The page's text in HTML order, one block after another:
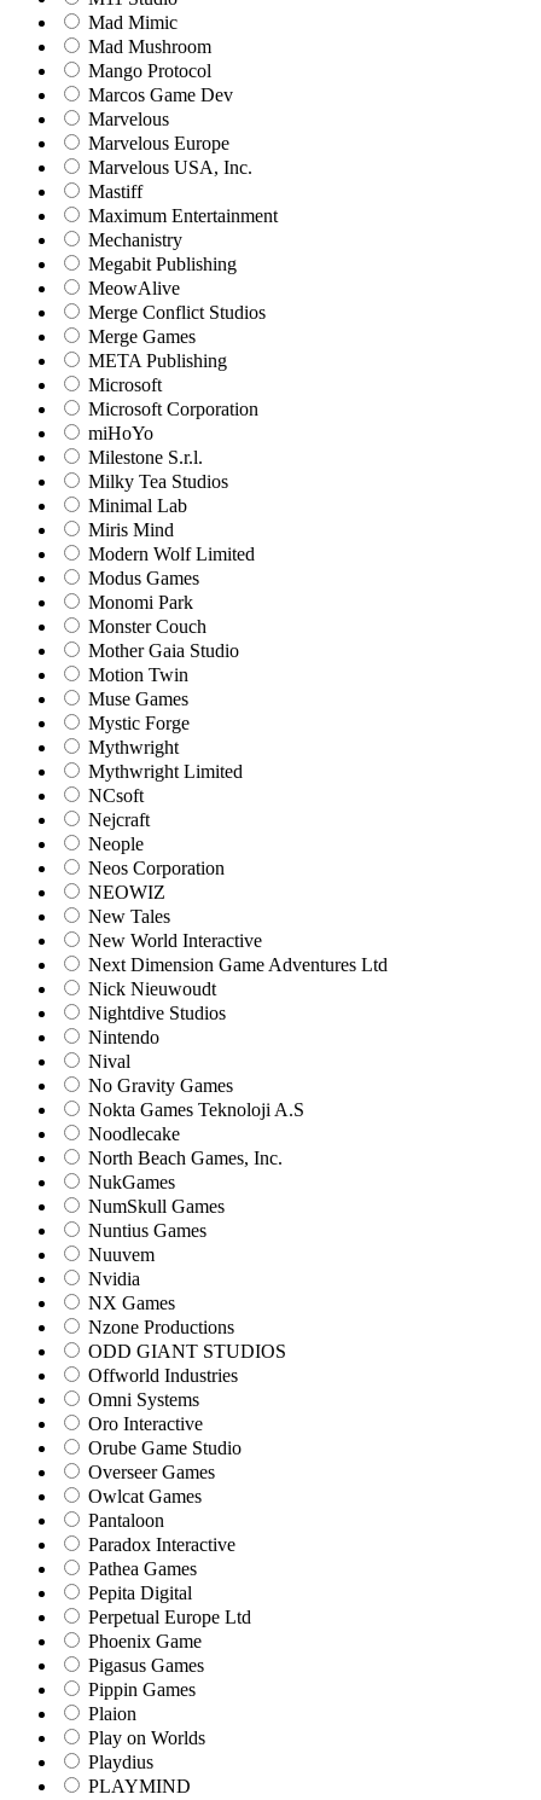
Mad Mimic
Mad Mushroom
Mango Protocol
Marcos Game Dev
Marvelous
Marvelous Europe
Marvelous USA, Inc.
Mastiff
Maximum Entertainment
Mechanistry
Megabit Publishing
MeowAlive
Merge Conflict Studios
Merge Games
META Publishing
Microsoft
Microsoft Corporation‬
miHoYo
Milestone S.r.l.
Milky Tea Studios
Minimal Lab
Miris Mind
Modern Wolf Limited
Modus Games
Monomi Park
Monster Couch
Mother Gaia Studio
Motion Twin
Muse Games
Mystic Forge
Mythwright
Mythwright Limited
NCsoft
Nejcraft
Neople
Neos Corporation
NEOWIZ
New Tales
New World Interactive
Next Dimension Game Adventures Ltd
Nick Nieuwoudt
Nightdive Studios
Nintendo
Nival
No Gravity Games
Nokta Games Teknoloji A.S
Noodlecake
North Beach Games, Inc.
NukGames
NumSkull Games
Nuntius Games
Nuuvem
Nvidia
NX Games
Nzone Productions
ODD GIANT STUDIOS
Offworld Industries
Omni Systems
Oro Interactive
Orube Game Studio
Overseer Games
Owlcat Games
Pantaloon
Paradox Interactive
Pathea Games
Pepita Digital
Perpetual Europe Ltd
Phoenix Game
Pigasus Games
Pippin Games
Plaion
Play on Worlds
Playdius
PLAYMIND